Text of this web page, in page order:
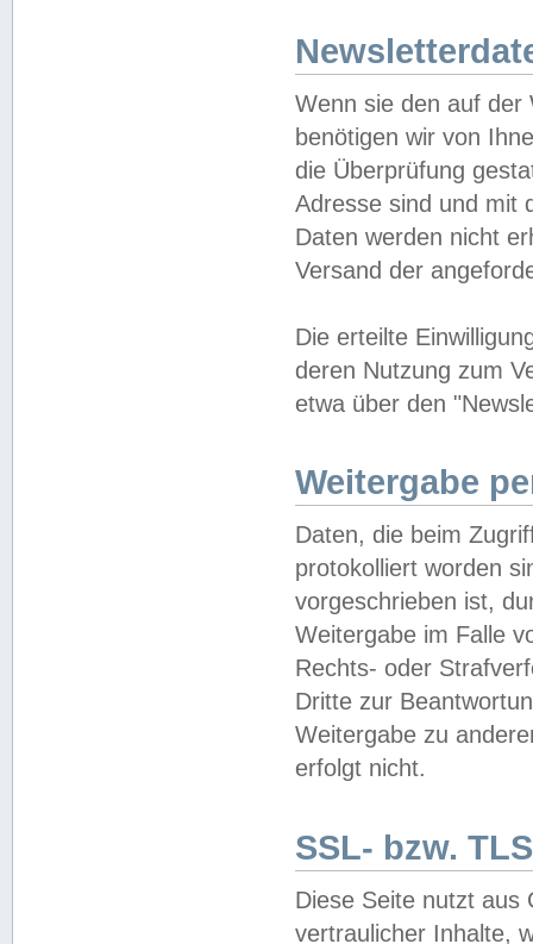
Wenn sie den auf der
benötigen wir von
die Überprüfung
Adresse sind und mit
Daten werden nicht
Versand der
Die erteilte
deren Nutzung zum
etwa über den
Weitergabe
Daten, die beim
protokolliert worden
vorgeschrieben ist,
Weitergabe im Falle
Rechts- oder
Dritte zur
Weitergabe zu
erfolgt nicht.
SSL- bzw.
Diese Seite nutzt aus
vertraulicher Inhalte,